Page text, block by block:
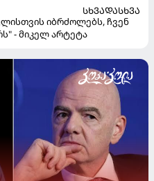
ᲡᲮᲕᲐᲓᲐᲡᲮᲕᲐ
იბრძოლებს, ჩვენ
- მიკელ არტეტა